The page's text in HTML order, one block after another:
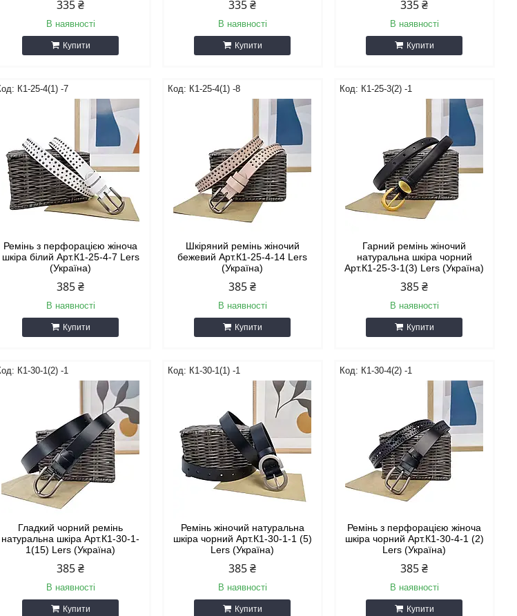
335 ₴
В наявності
Купити
335 ₴
В наявності
Купити
335 ₴
В наявності
Купити
К1-25-4(1) -7
Ремінь з перфорацією жіноча
шкіра білий Арт.К1-25-4-7 Lers
(Україна)
385 ₴
В наявності
Купити
К1-25-4(1) -8
Шкіряний ремінь жіночий
бежевий Арт.К1-25-4-14 Lers
(Україна)
385 ₴
В наявності
Купити
К1-25-3(2) -1
Гарний ремінь жіночий
натуральна шкіра чорний
Арт.К1-25-3-1(3) Lers (Україна)
385 ₴
В наявності
Купити
К1-30-1(2) -1
Гладкий чорний ремінь
натуральна шкіра Арт.К1-30-1-
1(15) Lers (Україна)
385 ₴
В наявності
Купити
К1-30-1(1) -1
Ремінь жіночий натуральна
шкіра чорний Арт.К1-30-1-1 (5)
Lers (Україна)
385 ₴
В наявності
Купити
К1-30-4(2) -1
Ремінь з перфорацією жіноча
шкіра чорний Арт.К1-30-4-1 (2)
Lers (Україна)
385 ₴
В наявності
Купити